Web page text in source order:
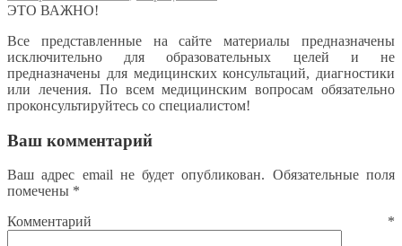
ЭТО ВАЖНО!
Все представленные на сайте материалы предназначены
исключительно для образовательных целей и не
предназначены для медицинских консультаций, диагностики
или лечения. По всем медицинским вопросам обязательно
проконсультируйтесь со специалистом!
Ваш комментарий
Ваш адрес email не будет опубликован. Обязательные поля
помечены *
Комментарий *